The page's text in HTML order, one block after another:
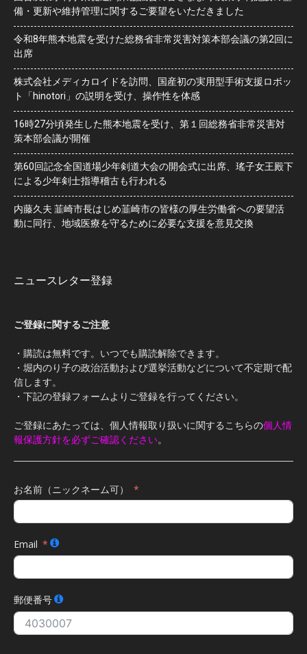
備・更新や維持管理に関するご要望をいただきました
令和8年熊本地震を受けた総務省非常災害対策本部会議の第2回に
出席
株式会社メディカロイドを訪問、国産初の実用型手術支援ロボッ
ト「hinotori」の説明を受け、操作性を体感
16時27分頃発生した熊本地震を受け、第１回総務省非常災害対
策本部会議が開催
第60回記念全国道場少年剣道大会の開会式に出席、瑤子女王殿下
による少年剣士指導稽古も行われる
内藤久夫 韮崎市長はじめ韮崎市の皆様の厚生労働省への要望活
動に同行、地域医療を守るために必要な支援を意見交換
ニュースレター登録
ご登録に関するご注意
・購読は無料です。いつでも購読解除できます。
・堀内のり子の政治活動および選挙活動などについて不定期で配
信します。
・下記の登録フォームよりご登録を行ってください。
ご登録にあたっては、個人情報取り扱いに関するこちらの個人情
報保護方針を必ずご確認ください。
お名前（ニックネーム可）
Email
郵便番号